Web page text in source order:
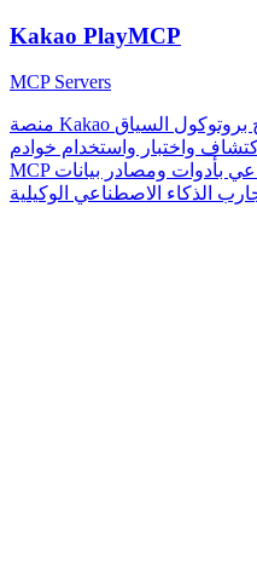
Kakao PlayMCP
MCP Servers
منصة Kakao الرسمية المفتوحة لنموذج بروتوكول السياق (MCP)،
واختبار واستخدام خوادم
MCP التي تربط نماذج الذكاء الاصطناعي بأدوات ومصادر بيانات